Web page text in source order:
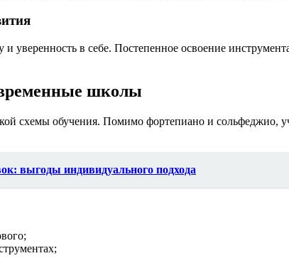
в себе. Постепенное освоение
школы
схемы обучения. Помимо фортепиано и сольфеджио,
выгоды индивидуального подхода